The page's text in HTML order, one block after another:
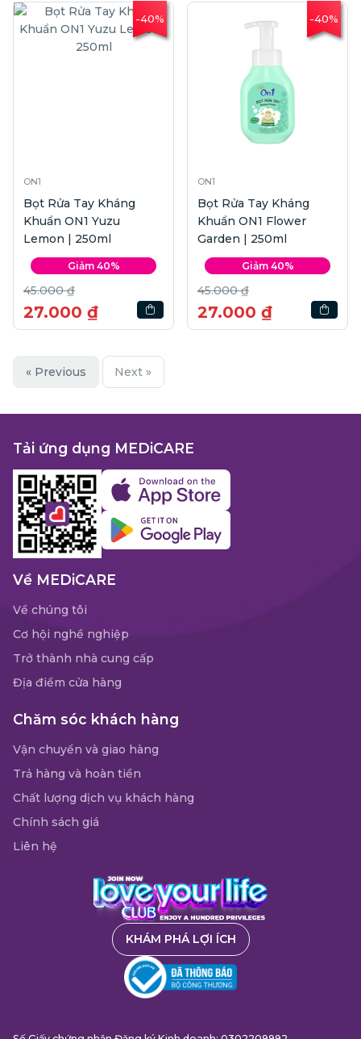
-40%
ON1
Bọt Rửa Tay Kháng
Khuẩn ON1 Yuzu
Lemon | 250ml
Giảm 40%
45.000 ₫
27.000 ₫
-40%
ON1
Bọt Rửa Tay Kháng
Khuẩn ON1 Flower
Garden | 250ml
Giảm 40%
45.000 ₫
27.000 ₫
« Previous Next »
Tải ứng dụng MEDiCARE
Về MEDiCARE
Về chúng tôi
Cơ hội nghề nghiệp
Trở thành nhà cung cấp
Địa điểm cửa hàng
Chăm sóc khách hàng
Vận chuyển và giao hàng
Trả hàng và hoàn tiền
Chất lượng dịch vụ khách hàng
Chính sách giá
Liên hệ
KHÁM PHÁ LỢI ÍCH